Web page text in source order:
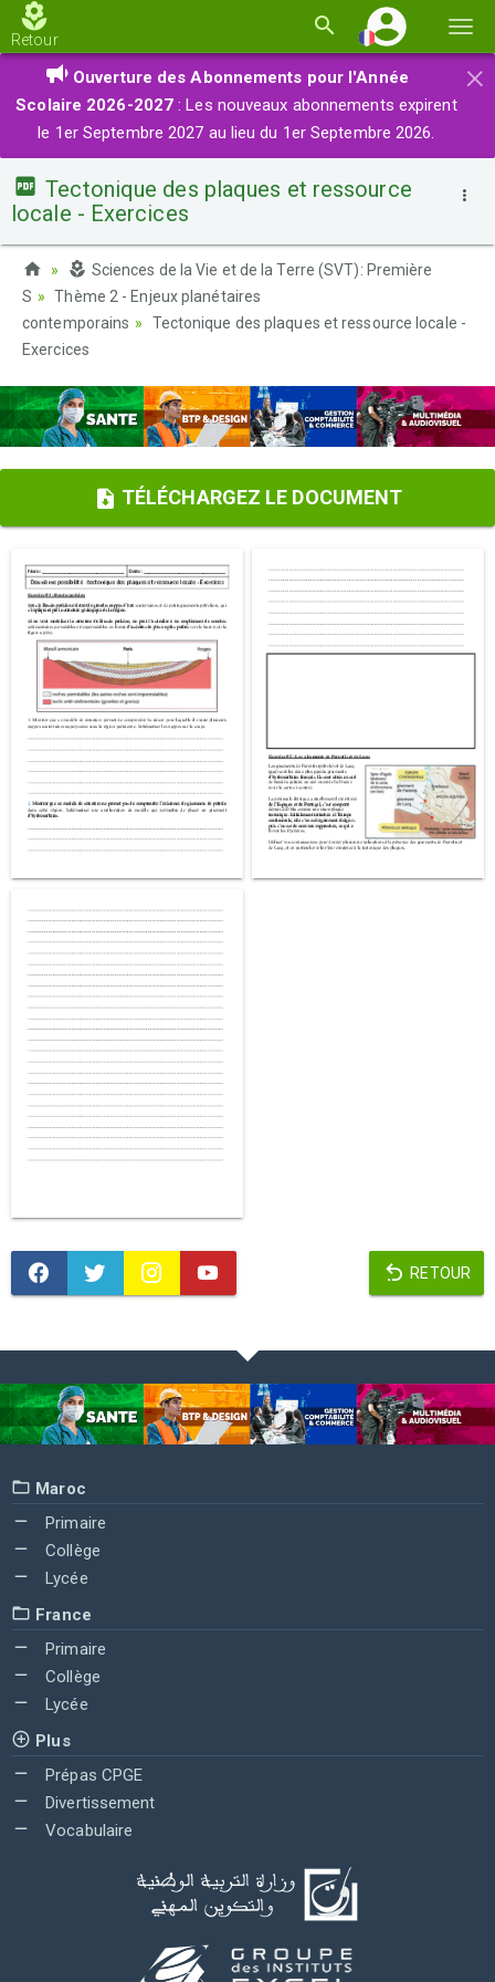
la
Retour
×
Ouverture des Abonnements pour l'Année
Scolaire 2026-2027 : Les nouveaux abonnements expirent
le 1er Septembre 2027 au lieu du 1er Septembre 2026.
Tectonique des plaques et ressource
locale - Exercices
Sciences de la Vie et de la Terre (SVT): Première
S
Thème 2 - Enjeux planétaires
contemporains
Tectonique des plaques et ressource locale -
Exercices
TÉLÉCHARGEZ LE DOCUMENT
RETOUR
Maroc
Primaire
Collège
Lycée
France
Primaire
Collège
Lycée
Plus
Prépas CPGE
Divertissement
Vocabulaire